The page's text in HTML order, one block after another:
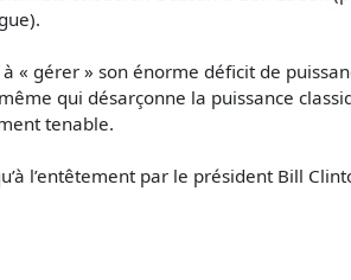
« gérer » son énorme déficit de
qui désarçonne la puissance
tenable.
l’entêtement par le président Bill